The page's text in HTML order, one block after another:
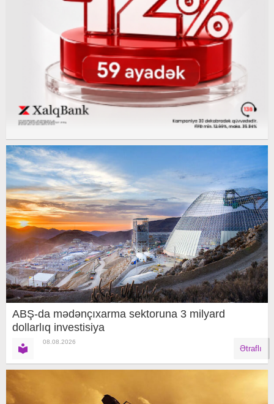
ABŞ-da mədənçıxarma sektoruna 3 milyard
dollarlıq investisiya
08.08.2026
Ətraflı